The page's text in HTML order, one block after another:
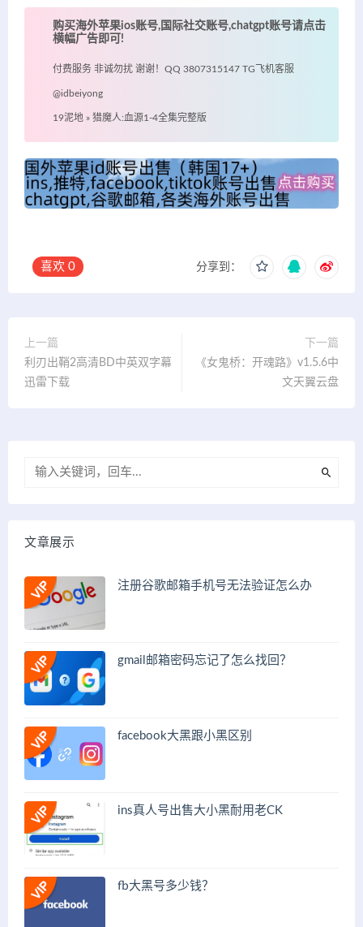
购买海外苹果ios账号,国际社交账号,chatgpt账号请点击
横幅广告即可!
付费服务 非诚勿扰 谢谢！QQ 3807315147 TG飞机客服
@idbeiyong
19泥地 » 猎魔人:血源1-4全集完整版
喜欢 0 分享到：
上一篇
利刃出鞘2高清BD中英双字幕
迅雷下载
下一篇
《女鬼桥：开魂路》v1.5.6中
文天翼云盘
文章展示
注册谷歌邮箱手机号无法验证怎么办
gmail邮箱密码忘记了怎么找回？
facebook大黑跟小黑区别
ins真人号出售大小黑耐用老CK
fb大黑号多少钱？